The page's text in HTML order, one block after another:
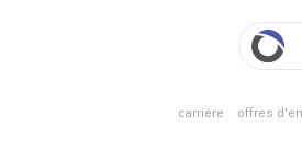
carrière offres